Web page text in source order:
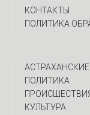
КОНТАКТЫ
ПОЛИТИКА
ПОЛИТИКА
КУЛЬТУРА